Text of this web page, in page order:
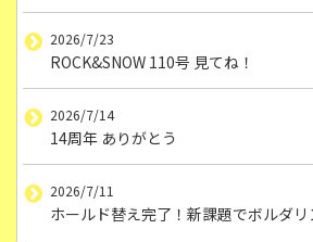
2026/7/23
ROCK&SNOW 110号 見てね！
2026/7/14
14周年 ありがとう
2026/7/11
ホールド替え完了！新課題でボルダリ